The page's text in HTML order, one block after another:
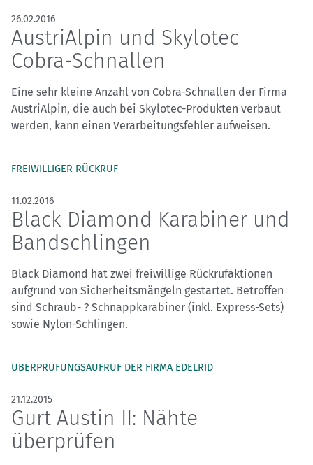
26.02.2016
AustriAlpin und Skylotec
Cobra-Schnallen
Eine sehr kleine Anzahl von Cobra-Schnallen der Firma
AustriAlpin, die auch bei Skylotec-Produkten verbaut
werden, kann einen Verarbeitungsfehler aufweisen.
FREIWILLIGER RÜCKRUF
11.02.2016
Black Diamond Karabiner und
Bandschlingen
Black Diamond hat zwei freiwillige Rückrufaktionen
aufgrund von Sicherheitsmängeln gestartet. Betroffen
sind Schraub- ? Schnappkarabiner (inkl. Express-Sets)
sowie Nylon-Schlingen.
ÜBERPRÜFUNGSAUFRUF DER FIRMA EDELRID
21.12.2015
Gurt Austin II: Nähte
überprüfen